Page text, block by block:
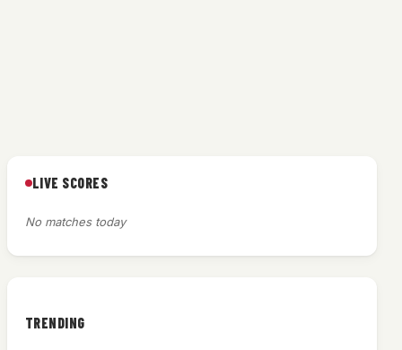
LIVE SCORES
No matches today
TRENDING